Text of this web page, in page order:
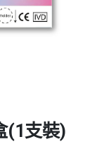
(1支裝)